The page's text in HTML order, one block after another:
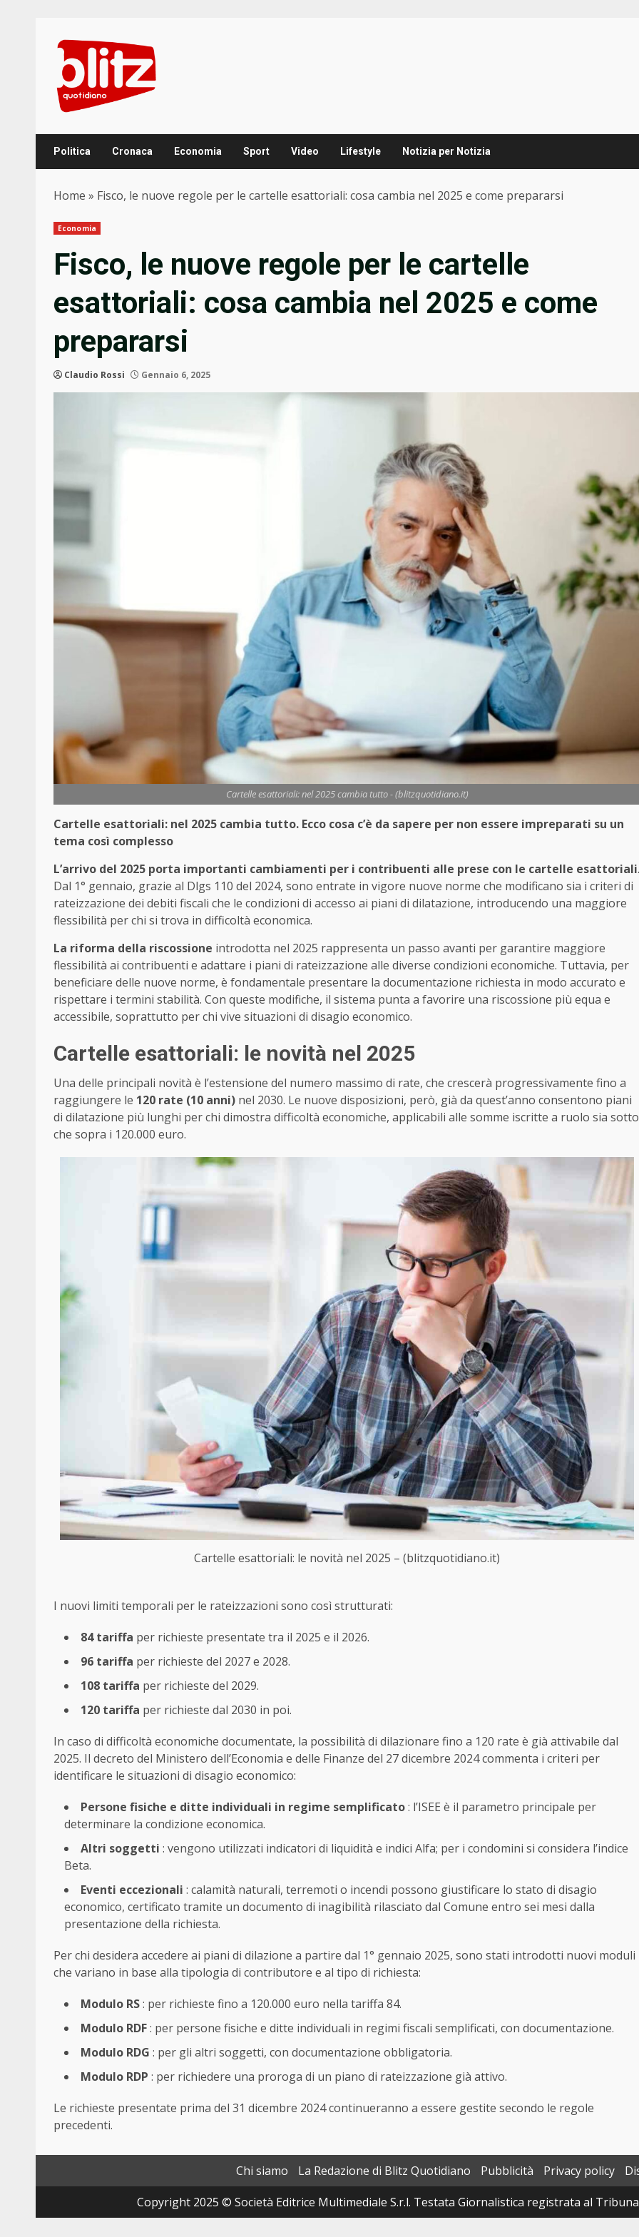
content
Politica Cronaca Economia Sport Video Lifestyle Notizia per Notizia
Home » Fisco, le nuove regole per le cartelle esattoriali: cosa cambia nel 2025 e come prepararsi
Economia
Fisco, le nuove regole per le cartelle
esattoriali: cosa cambia nel 2025 e come
prepararsi
Claudio Rossi Gennaio 6, 2025
Cartelle esattoriali: nel 2025 cambia tutto - (blitzquotidiano.it)
Cartelle esattoriali: nel 2025 cambia tutto. Ecco cosa c’è da sapere per non essere impreparati su un
tema così complesso
L’arrivo del 2025 porta importanti cambiamenti per i contribuenti alle prese con le cartelle esattoriali.
Dal 1° gennaio, grazie al Dlgs 110 del 2024, sono entrate in vigore nuove norme che modificano sia i criteri di
rateizzazione dei debiti fiscali che le condizioni di accesso ai piani di dilatazione, introducendo una maggiore
flessibilità per chi si trova in difficoltà economica.
La riforma della riscossione introdotta nel 2025 rappresenta un passo avanti per garantire maggiore
flessibilità ai contribuenti e adattare i piani di rateizzazione alle diverse condizioni economiche. Tuttavia, per
beneficiare delle nuove norme, è fondamentale presentare la documentazione richiesta in modo accurato e
rispettare i termini stabilità. Con queste modifiche, il sistema punta a favorire una riscossione più equa e
accessibile, soprattutto per chi vive situazioni di disagio economico.
Cartelle esattoriali: le novità nel 2025
Una delle principali novità è l’estensione del numero massimo di rate, che crescerà progressivamente fino a
raggiungere le 120 rate (10 anni) nel 2030. Le nuove disposizioni, però, già da quest’anno consentono piani
di dilatazione più lunghi per chi dimostra difficoltà economiche, applicabili alle somme iscritte a ruolo sia sotto
che sopra i 120.000 euro.
Cartelle esattoriali: le novità nel 2025 – (blitzquotidiano.it)
I nuovi limiti temporali per le rateizzazioni sono così strutturati:
84 tariffa per richieste presentate tra il 2025 e il 2026.
96 tariffa per richieste del 2027 e 2028.
108 tariffa per richieste del 2029.
120 tariffa per richieste dal 2030 in poi.
In caso di difficoltà economiche documentate, la possibilità di dilazionare fino a 120 rate è già attivabile dal
2025. Il decreto del Ministero dell’Economia e delle Finanze del 27 dicembre 2024 commenta i criteri per
identificare le situazioni di disagio economico:
Persone fisiche e ditte individuali in regime semplificato: l’ISEE è il parametro principale per
determinare la condizione economica.
Altri soggetti : vengono utilizzati indicatori di liquidità e indici Alfa; per i condomini si considera l’indice
Beta.
Eventi eccezionali : calamità naturali, terremoti o incendi possono giustificare lo stato di disagio
economico, certificato tramite un documento di inagibilità rilasciato dal Comune entro sei mesi dalla
presentazione della richiesta.
Per chi desidera accedere ai piani di dilazione a partire dal 1° gennaio 2025, sono stati introdotti nuovi moduli
che variano in base alla tipologia di contributore e al tipo di richiesta:
Modulo RS: per richieste fino a 120.000 euro nella tariffa 84.
Modulo RDF: per persone fisiche e ditte individuali in regimi fiscali semplificati, con documentazione.
Modulo RDG : per gli altri soggetti, con documentazione obbligatoria.
Modulo RDP : per richiedere una proroga di un piano di rateizzazione già attivo.
Le richieste presentate prima del 31 dicembre 2024 continueranno a essere gestite secondo le regole
precedenti.
Chi siamo La Redazione di Blitz Quotidiano Pubblicità Privacy policy
Copyright 2025 © Società Editrice Multimediale S.r.l. Testata Giornalistica registrata al